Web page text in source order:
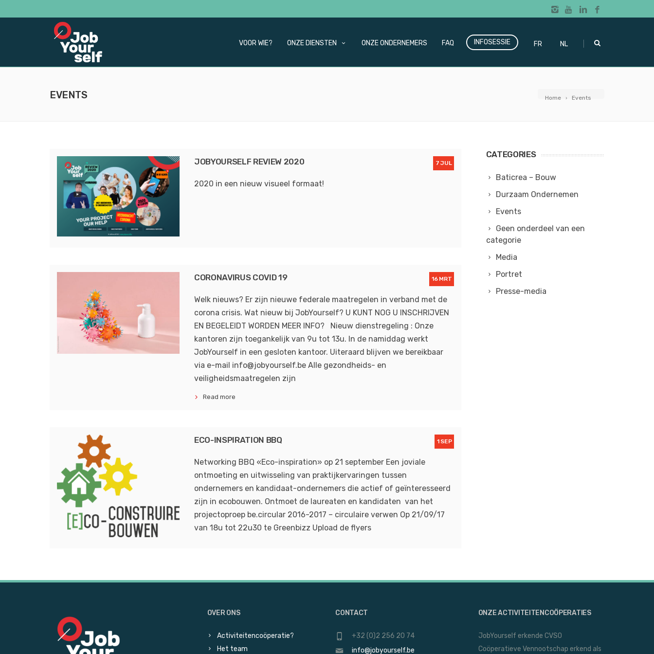
VOOR WIE? ONZE DIENSTEN ONZE ONDERNEMERS FAQ INFOSESSIE FR NL |
Home Events
EVENTS
7 JUL
JOBYOURSELF REVIEW 2020
2020 in een nieuw visueel formaat!
16 MRT
CORONAVIRUS COVID 19
Welk nieuws? Er zijn nieuwe federale maatregelen in verband met de
corona crisis. Wat nieuw bij JobYourself? U KUNT NOG U INSCHRIJVEN
EN BEGELEIDT WORDEN MEER INFO? Nieuw dienstregeling : Onze
kantoren zijn toegankelijk van 9u tot 13u. In de namiddag werkt
JobYourself in een gesloten kantoor. Uiteraard blijven we bereikbaar
via e-mail info@jobyourself.be Alle gezondheids- en
veiligheidsmaatregelen zijn
Read more
1 SEP
ECO-INSPIRATION BBQ
Networking BBQ «Eco-inspiration» op 21 september Een joviale
ontmoeting en uitwisseling van praktijkervaringen tussen
ondernemers en kandidaat-ondernemers die actief of geïnteresseerd
zijn in ecobouwen. Ontmoet de laureaten en kandidaten van het
projectoproep be.circular 2016-2017 – circulaire verwen Op 21/09/17
van 18u tot 22u30 te Greenbizz Upload de flyers
CATEGORIES
Baticrea – Bouw
Durzaam Ondernemen
Events
Geen onderdeel van een
categorie
Media
Portret
Presse-media
OVER ONS
Activiteitencoöperatie?
Het team
CONTACT
+32 (0)2 256 20 74
info@jobyourself.be
ONZE ACTIVITEITENCOÖPERATIES
JobYourself erkende CVSO
Coöperatieve Vennootschap erkend als